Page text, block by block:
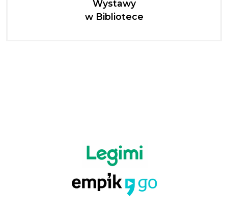
Wystawy
w Bibliotece